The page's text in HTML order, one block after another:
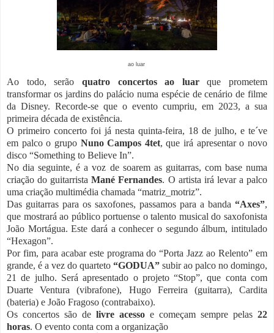
ao luar
Ao todo, serão quatro concertos ao luarque prometem
transformar os jardins do palácio numa espécie de cenário de filme
da Disney. Recorde-se que o evento cumpriu, em 2023, a sua
primeira década de existência.
O primeiro concerto foi já nesta quinta-feira, 18 de julho, e te´ve
em palco o grupo Nuno Campos 4tet, que irá apresentar o novo
disco “Something to Believe In”.
No dia seguinte, é a voz de soarem as guitarras, com base numa
criação do guitarristaMané Fernandes. O artista irá levar a palco
uma criação multimédia chamada “matriz_motriz”.
Das guitarras para os saxofones, passamos para a banda “Axes”,
que mostrará ao público portuense o talento musical do saxofonista
João Mortágua. Este dará a conhecer o segundo álbum, intitulado
“Hexagon”.
Por fim, para acabar este programa do “Porta Jazz ao Relento” em
grande, é a vez do quarteto “GODUA” subir ao palco no domingo,
21 de julho. Será apresentado o projeto “Stop”, que conta com
Duarte Ventura (vibrafone), Hugo Ferreira (guitarra), Cardita
(bateria) e João Fragoso (contrabaixo).
Os concertos são de livre acesso e começam sempre pelas 22
horas. O evento conta com a organização